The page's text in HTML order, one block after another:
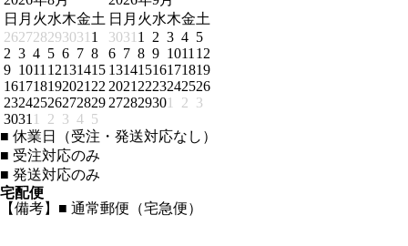
日 月 火水木金土
262728293031 1
2 3 4 5 6 7 8
9 1011 12131415
161718192021 22
23242526272829
3031 1 2 3 4 5
日 月 火水木金土
3031 1 2 3 4 5
6 7 8 9 1011 12
13141516171819
2021 2223242526
272829301 2 3
■ 休業日（受注・発送対応なし）
■ 受注対応のみ
■ 発送対応のみ
宅配便
【備考】■ 通常郵便（宅急便）